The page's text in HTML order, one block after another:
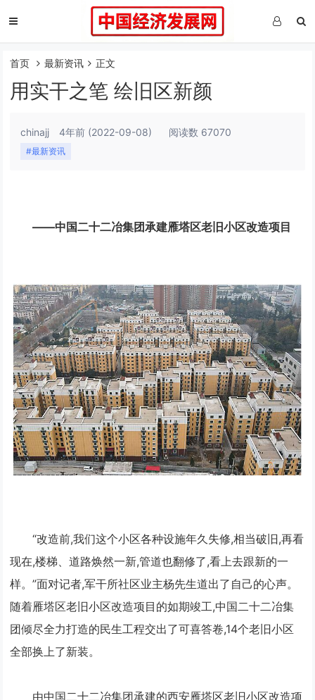
首页 最新资讯 正文
用实干之笔 绘旧区新颜
chinajj 4年前 (2022-09-08) 阅读数 67070
#最新资讯
——中国二十二冶集团承建雁塔区老旧小区改造项目
“改造前,我们这个小区各种设施年久失修,相当破旧,再看
现在,楼梯、道路焕然一新,管道也翻修了,看上去跟新的一
样。”面对记者,军干所社区业主杨先生道出了自己的心声。
随着雁塔区老旧小区改造项目的如期竣工,中国二十二冶集
团倾尽全力打造的民生工程交出了可喜答卷,14个老旧小区
全部换上了新装。
由中国二十二冶集团承建的西安雁塔区老旧小区改造项